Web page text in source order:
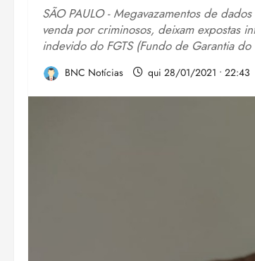
SÃO PAULO - Megavazamentos de
venda por criminosos, deixam expostas
indevido do FGTS (Fundo de Garantia
BNC Notícias qui 28/01/2021 • 22:43